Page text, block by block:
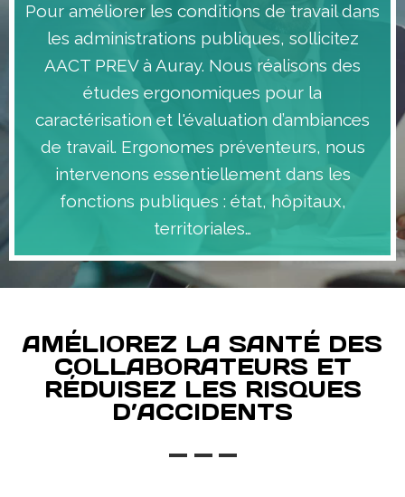
Pour améliorer les conditions de travail dans
les administrations publiques, sollicitez
AACT PREV à Auray. Nous réalisons des
études ergonomiques pour la
caractérisation et l'évaluation d’ambiances
de travail. Ergonomes préventeurs, nous
intervenons essentiellement dans les
fonctions publiques : état, hôpitaux,
territoriales…
AMÉLIOREZ LA SANTÉ DES
COLLABORATEURS ET
RÉDUISEZ LES RISQUES
D’ACCIDENTS